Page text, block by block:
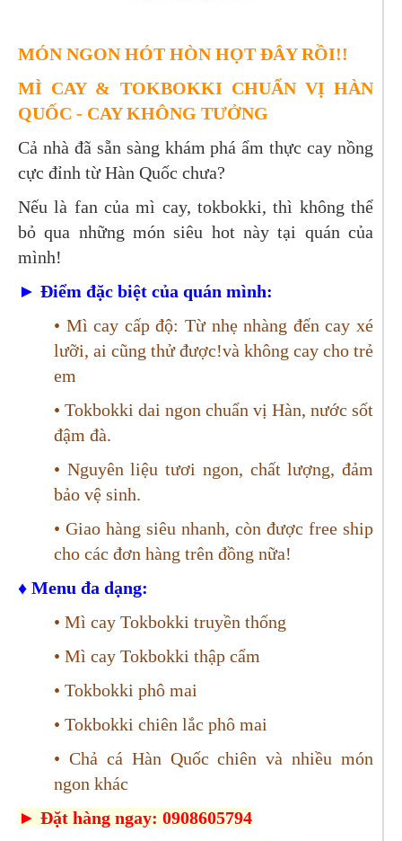
MÓN NGON HÓT HÒN HỌT ĐÂY RỒI!!
MÌ CAY & TOKBOKKI CHUẨN VỊ HÀN
QUỐC - CAY KHÔNG TƯỞNG
Cả nhà đã sẵn sàng khám phá ẩm thực cay nồng
cực đỉnh từ Hàn Quốc chưa?
Nếu là fan của mì cay, tokbokki, thì không thể
bỏ qua những món siêu hot này tại quán của
mình!
► Điểm đặc biệt của quán mình:
• Mì cay cấp độ: Từ nhẹ nhàng đến cay xé
lưỡi, ai cũng thử được!và không cay cho trẻ
em
• Tokbokki dai ngon chuẩn vị Hàn, nước sốt
đậm đà.
• Nguyên liệu tươi ngon, chất lượng, đảm
bảo vệ sinh.
• Giao hàng siêu nhanh, còn được free ship
cho các đơn hàng trên đồng nữa!
♦ Menu đa dạng:
• Mì cay Tokbokki truyền thống
• Mì cay Tokbokki thập cẩm
• Tokbokki phô mai
• Tokbokki chiên lắc phô mai
• Chả cá Hàn Quốc chiên và nhiều món
ngon khác
► Đặt hàng ngay: 0908605794